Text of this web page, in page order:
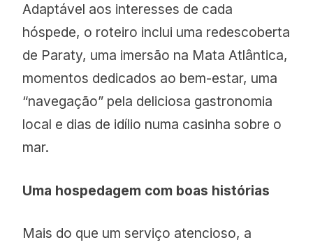
Adaptável aos interesses de cada
hóspede, o roteiro inclui uma redescoberta
de Paraty, uma imersão na Mata Atlântica,
momentos dedicados ao bem-estar, uma
“navegação” pela deliciosa gastronomia
local e dias de idílio numa casinha sobre o
mar.
Uma hospedagem com boas histórias
Mais do que um serviço atencioso, a